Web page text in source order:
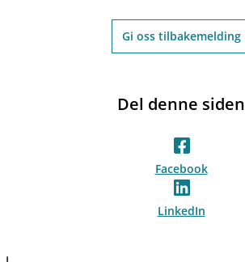
Gi oss tilbakemelding
Del denne siden
Facebook
LinkedIn